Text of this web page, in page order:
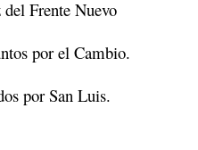
Frente Nuevo
por el Cambio.
por San Luis.